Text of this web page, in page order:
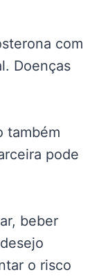
com
Doenças
também
pode
beber
o risco